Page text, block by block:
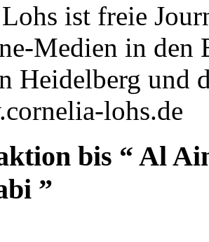
ist freie
Medien in den
Heidelberg und
lohs.de
bis “ Al
”